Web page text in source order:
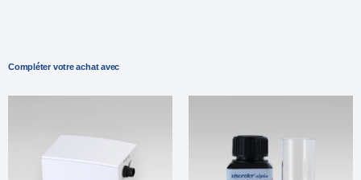
Compléter votre achat avec